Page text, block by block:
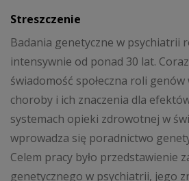
Streszczenie
Badania genetyczne w psychiatrii
intensywnie od ponad 30 lat.
świadomość społeczna roli
choroby i ich znaczenia dla
systemach opieki zdrowotnej w
wprowadza się poradnictwo
Celem pracy było przedstawienie
genetycznego w psychiatrii, jego